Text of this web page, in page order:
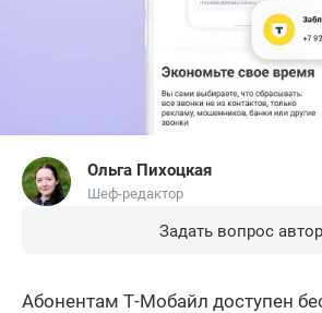
Ольга Пихоцкая
Шеф-редактор
Задать вопрос
Абонентам Т-Мобайл доступен